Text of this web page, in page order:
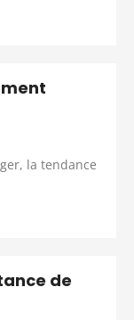
la tendance
de